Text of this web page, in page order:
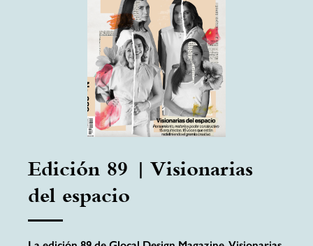
Edición 89 | Visionarias
del espacio